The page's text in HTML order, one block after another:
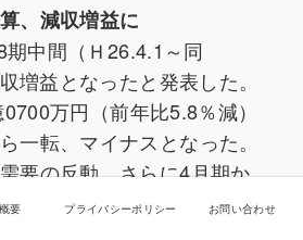
、減収増益に
中間（Ｈ26.4.1～同
増益となったと発表した。
万円（前年比5.8％減）
一転、マイナスとなった。
要の反動、さらに4月期か
3日繰り下げたことで、上
要 プライバシーポリシー お問い合わせ